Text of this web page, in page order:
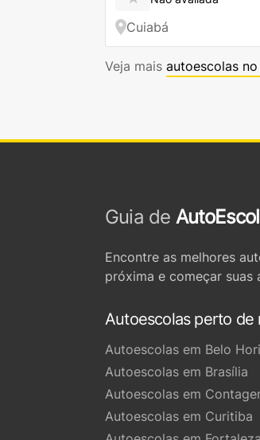
Cuiabá
Veja mais autoescolas
Guia de
Encontre as melhores
próxima e começar suas
Autoescolas perto de
Autoescolas em Belo
Autoescolas em Brasília
Autoescolas em
Autoescolas em Curitiba